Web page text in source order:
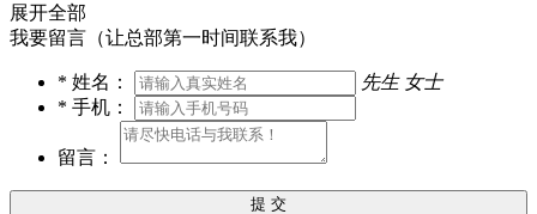
展开全部
我要留言（让总部第一时间联系我）
* 姓名： 先生 女士
* 手机：
留言：
提 交